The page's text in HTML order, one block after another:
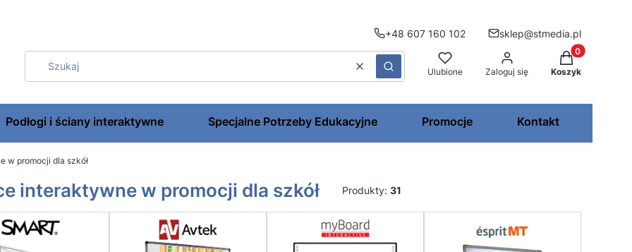
+48 607 160 102 sklep@stmedia.pl
WyczyśćSzukaj Ulubione Zaloguj się
Produkty w
Koszyk
Podłogi i ściany interaktywne Specjalne Potrzeby Edukacyjne Promocje Kontakt
w promocji dla szkół
interaktywne w promocji dla szkół Produkty: 31